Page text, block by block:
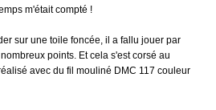
m'était compté !
sur une toile foncée, il a fallu jouer par
points. Et cela s'est corsé au
avec du fil mouliné DMC 117 couleur